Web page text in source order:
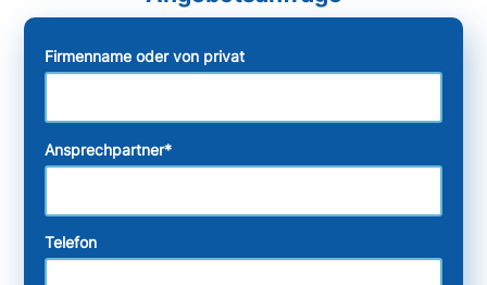
Firmenname oder von privat
Ansprechpartner*
Telefon